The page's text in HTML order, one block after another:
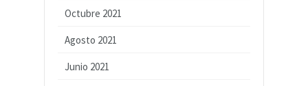
Octubre 2021
Agosto 2021
Junio 2021